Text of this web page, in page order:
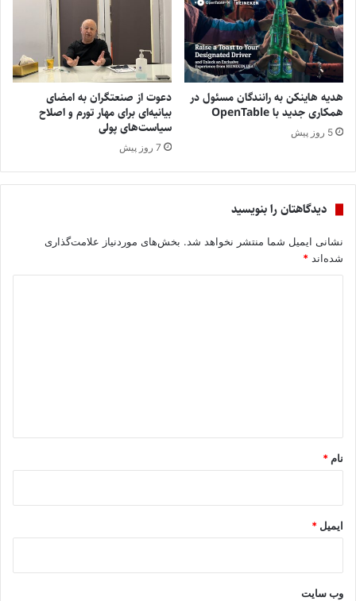
هدیه هاینکن به رانندگان مسئول در
همکاری جدید با OpenTable
5 روز پیش
دعوت از صنعتگران به امضای
بیانیه‌ای برای مهار تورم و اصلاح
سیاست‌های پولی
7 روز پیش
دیدگاهتان را بنویسید
نشانی ایمیل شما منتشر نخواهد شد. بخش‌های موردنیاز علامت‌گذاری
شده‌اند *
نام *
ایمیل *
وب‌ سایت